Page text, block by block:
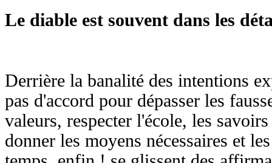
Le diable est souvent dans les
Derrière la banalité des intentions
pas d'accord pour dépasser les
valeurs, respecter l'école, les
donner les moyens nécessaires et